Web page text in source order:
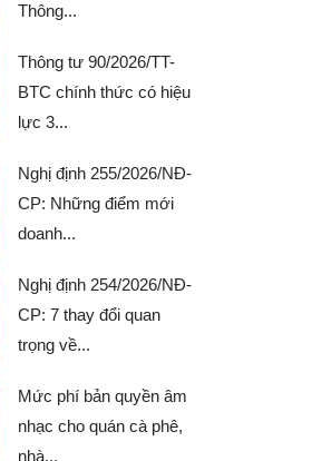
Thông...
Thông tư 90/2026/TT-
BTC chính thức có hiệu
lực 3...
Nghị định 255/2026/NĐ-
CP: Những điểm mới
doanh...
Nghị định 254/2026/NĐ-
CP: 7 thay đổi quan
trọng về...
Mức phí bản quyền âm
nhạc cho quán cà phê,
nhà...